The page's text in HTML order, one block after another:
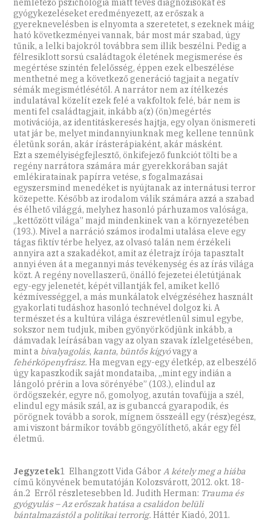
nemlétező pszichológia miatt téves diagnózisokat és
gyógykezeléseket eredményezett, az erőszak a
gyereknevelésben is elnyomta a szeretetet, s ezeknek máig
ható következményei vannak, bár most már szabad, úgy
tűnik, a lelki bajokról továbbra sem illik beszélni. Pedig a
félresiklott sorsú családtagok életének megismerése és
megértése szintén felelősség, éppen ezek elbeszélése
menthetné meg a következő generáció tagjait a negatív
sémák megismétlésétől. A narrátor nem az ítélkezés
indulatával közelít ezek felé a vakfoltok felé, bár nem is
menti fel családtagjait, inkább a(z) (ön)megértés
motivációja, az identitáskeresés hajtja, egy olyan önismereti
utat jár be, melyet mindannyiunknak meg kellene tennünk
életünk során, akár írásterápiaként, akár másként.
Ezt a személyiségfejlesztő, önkifejező funkciót tölti be a
regény narrátora számára már gyerekkorában saját
emlékiratainak papírra vetése, s fogalmazásai
egyszersmind menedéket is nyújtanak az internátusi terror
közepette. Később az irodalom válik számára azzá a szabad
és élhető világgá, melyhez hasonló párhuzamos valósága,
„kettőzött világa” majd mindenkinek van a környezetében
(193.). Mivel a narráció számos irodalmi utalása eleve egy
tágas fiktív térbe helyez, az olvasó talán nem érzékeli
annyira azt a szakadékot, amit az életrajz írója tapasztalt
annyi éven át a megannyi más tevékenység és az írás világa
közt. A regény novellaszerű, önálló fejezetei életútjának
egy-egy jelenetét, képét villantják fel, amiket kellő
kézmívességgel, a más munkálatok elvégzéséhez használt
gyakorlati tudáshoz hasonló technével dolgoz ki. A
természet és a kultúra világa észrevétlenül simul egybe,
sokszor nem tudjuk, miben gyönyörködjünk inkább, a
dámvadak leírásában vagy az olyan szavak ízlelgetésében,
mint a bivalyagolás,kanta, büntős kígyóvagy a
fehérköpenyfrász. Ha megvan egy-egy életkép, az elbeszélő
úgy kapaszkodik saját mondataiba, „mint egy indián a
lángoló prérin a lova sörényébe” (103.), elindul az
ördögszekér, egyre nő, gomolyog, azután tovafújja a szél,
elindul egy másik szál, az is gubanccá gyarapodik, és
pörögnek tovább a sorok, mígnem összeáll egy (rész)egész,
ami viszont bármikor tovább göngyölíthető, akár egy fél
életmű.
Jegyzetek1 Elhangzott Vida GáborA kétely meg a hiába
című könyvének bemutatóján Kolozsvárott, 2012. okt. 18-
án.2 Erről részletesebben ld. Judith Herman: Trauma és
gyógyulás – Az erőszak hatása a családon belüli
bántalmazástól a politikai terrorig. Háttér Kiadó, 2011.